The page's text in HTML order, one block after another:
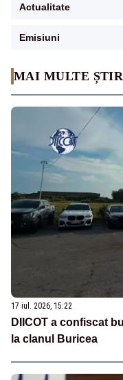
MAI MULTE
17 iul. 2026, 15:22
DIICOT a confiscat
la clanul Buricea
Actualitate
Emisiuni